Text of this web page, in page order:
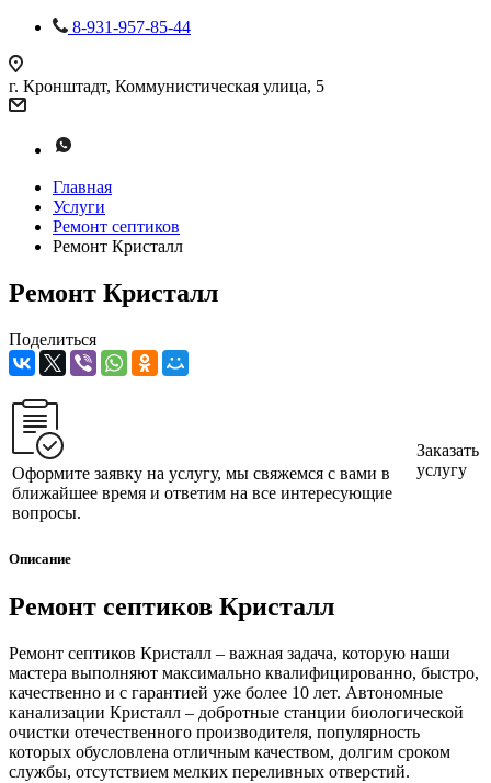
8-931-957-85-44
г. Кронштадт, Коммунистическая улица, 5
Главная
Услуги
Ремонт септиков
Ремонт Кристалл
Ремонт Кристалл
Поделиться
Оформите заявку на услугу, мы свяжемся с вами в
ближайшее время и ответим на все интересующие
вопросы.
Заказать
услугу
Описание
Ремонт септиков Кристалл
Ремонт септиков Кристалл – важная задача, которую наши
мастера выполняют максимально квалифицированно, быстро,
качественно и с гарантией уже более 10 лет. Автономные
канализации Кристалл – добротные станции биологической
очистки отечественного производителя, популярность
которых обусловлена отличным качеством, долгим сроком
службы, отсутствием мелких переливных отверстий.